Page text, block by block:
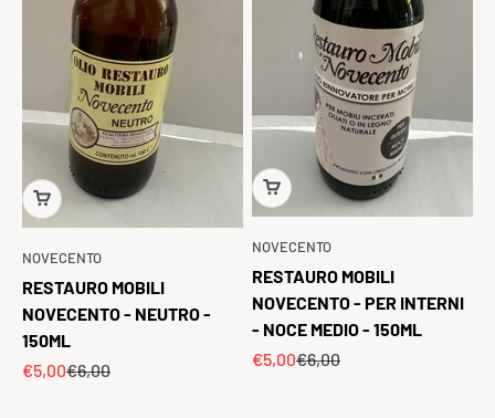
NOVECENTO
RESTAURO MOBILI
NOVECENTO - NEUTRO -
150ML
Prezzo scontato
€5,00Prezzo
€6,00
NOVECENTO
RESTAURO MOBILI
NOVECENTO - PER INTERNI
- NOCE MEDIO - 150ML
Prezzo scontato
€5,00Prezzo
€6,00